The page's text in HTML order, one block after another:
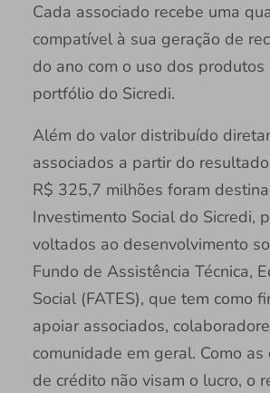
Cada associado recebe uma
compatível à sua geração de
do ano com o uso dos produtos
portfólio do Sicredi.
Além do valor distribuído
associados a partir do
R$ 325,7 milhões foram
Investimento Social do Sicredi,
voltados ao desenvolvimento
Fundo de Assistência Técnica,
Social (FATES), que tem como
apoiar associados,
comunidade em geral. Como as
de crédito não visam o lucro, o